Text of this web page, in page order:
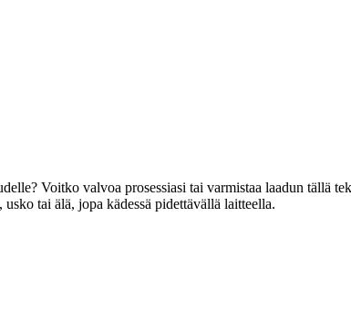
Voitko valvoa prosessiasi tai varmistaa laadun tällä
tai älä, jopa kädessä pidettävällä laitteella.